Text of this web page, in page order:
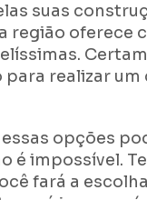
suas
região oferece
realizar um
opções
é impossível.
fará a